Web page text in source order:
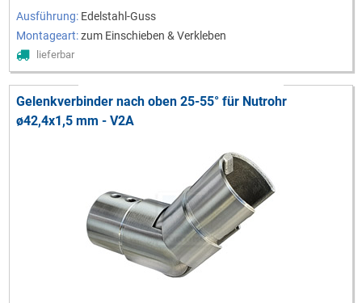
Ausführung: Edelstahl-Guss
Montageart:zum Einschieben & Verkleben
lieferbar
Gelenkverbinder nach oben 25-55° für Nutrohr
ø42,4x1,5 mm - V2A